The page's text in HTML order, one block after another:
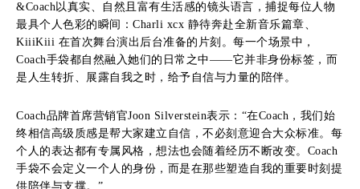
&Coach以真实、自然且富有生活感的镜头语言，捕捉每位人物
最具个人色彩的瞬间：Charli xcx 静待奔赴全新音乐篇章、
KiiiKiii 在首次舞台演出后台准备的片刻。每一个场景中，
Coach手袋都自然融入她们的日常之中——它并非身份标签，而
是人生转折、展露自我之时，给予自信与力量的陪伴。
Coach品牌首席营销官Joon Silverstein表示：“在Coach，我们始
终相信高级质感是帮大家建立自信，不必刻意迎合大众标准。每
个人的表达都有专属风格，想法也会随着经历不断改变。Coach
手袋不会定义一个人的身份，而是在那些塑造自我的重要时刻提
供陪伴与支撑。”